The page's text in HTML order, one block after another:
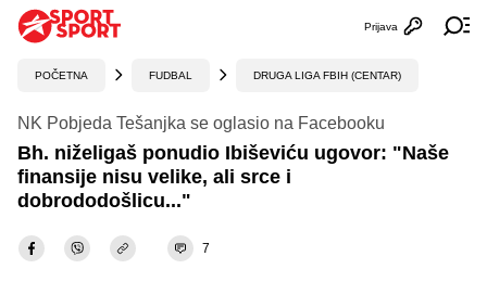
Otvori
Prijava
POČETNA FUDBAL DRUGA LIGA FBIH (CENTAR)
NK Pobjeda Tešanjka se oglasio na Facebooku
Bh. niželigaš ponudio Ibiševiću ugovor: "Naše
finansije nisu velike, ali srce i
dobrododošlicu..."
7